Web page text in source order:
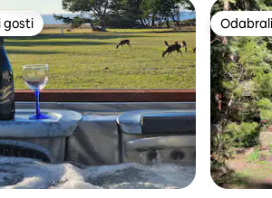
recenzija: 474
gosti
gosti